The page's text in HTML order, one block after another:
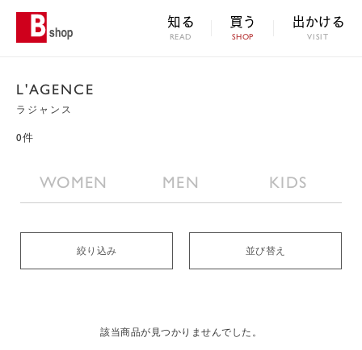
知る
READ
買う
SHOP
出かける
VISIT
L'AGENCE
ラジャンス
0件
WOMEN MEN KIDS
絞り込み 並び替え
該当商品が見つかりませんでした。